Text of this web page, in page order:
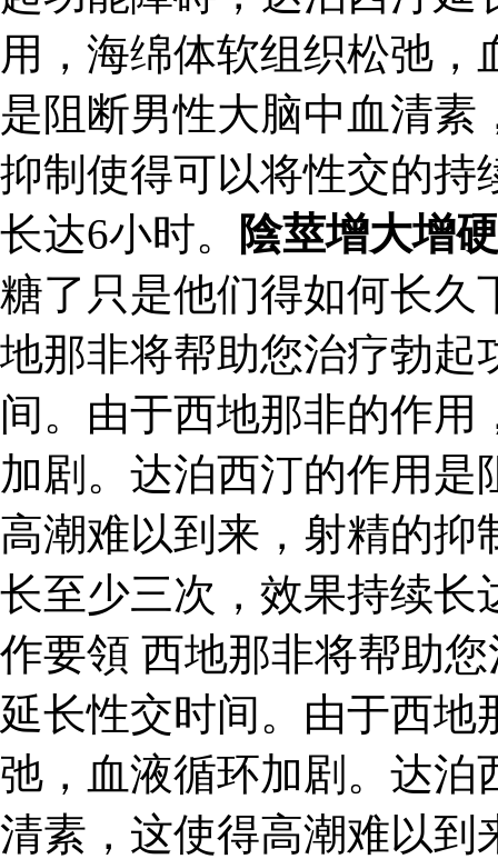
用，海绵体软组织松弛
是阻断男性大脑中血清
抑制使得可以将性交的持
长达6小时。
陰莖增大增硬
糖了只是他们得如何长久
地那非将帮助您治疗勃起
间。由于西地那非的作
加剧。达泊西汀的作用
高潮难以到来，射精的抑
长至少三次，效果持续长
作要領 西地那非将帮助
延长性交时间。由于西地
弛，血液循环加剧。达泊
清素，这使得高潮难以到